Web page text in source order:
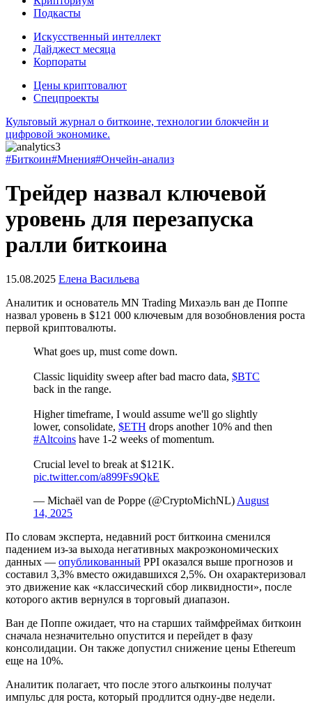
Подкасты
Искусственный интеллект
Дайджест месяца
Корпораты
Цены криптовалют
Спецпроекты
Культовый журнал о биткоине, технологии блокчейн и
цифровой экономике.
#Биткоин#Мнения#Ончейн-анализ
Трейдер назвал ключевой
уровень для перезапуска
ралли биткоина
15.08.2025 Елена Васильева
Аналитик и основатель MN Trading Михаэль ван де Поппе
назвал уровень в $121 000 ключевым для возобновления роста
первой криптовалюты.
What goes up, must come down.
Classic liquidity sweep after bad macro data, $BTC
back in the range.
Higher timeframe, I would assume we'll go slightly
lower, consolidate, $ETH drops another 10% and then
#Altcoins have 1-2 weeks of momentum.
Crucial level to break at $121K.
pic.twitter.com/a899Fs9QkE
— Michaël van de Poppe (@CryptoMichNL) August
14, 2025
По словам эксперта, недавний рост биткоина сменился
падением из-за выхода негативных макроэкономических
данных — опубликованный PPI оказался выше прогнозов и
составил 3,3% вместо ожидавшихся 2,5%. Он охарактеризовал
это движение как «классический сбор ликвидности», после
которого актив вернулся в торговый диапазон.
Ван де Поппе ожидает, что на старших таймфреймах биткоин
сначала незначительно опустится и перейдет в фазу
консолидации. Он также допустил снижение цены Ethereum
еще на 10%.
Аналитик полагает, что после этого альткоины получат
импульс для роста, который продлится одну-две недели.